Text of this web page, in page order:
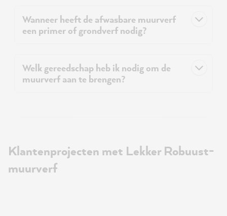
Wanneer heeft de afwasbare muurverf
een primer of grondverf nodig?
Welk gereedschap heb ik nodig om de
muurverf aan te brengen?
Klantenprojecten met Lekker Robuust-
muurverf